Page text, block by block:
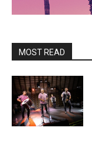
MOST READ